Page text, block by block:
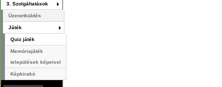
3. Szolgáltatások
Üzenetküldés
Játék
Quiz játék
Memóriajáték
települések képeivel
Képkirakó